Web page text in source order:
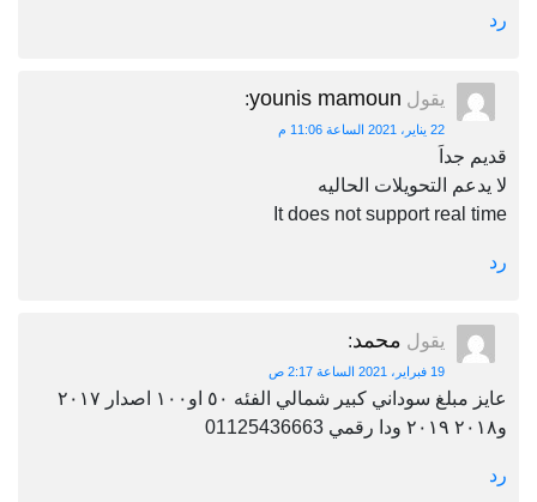
رد
يقول younis mamoun
:
22 يناير، 2021 الساعة 11:06 م
قديم جداَ
لا يدعم التحويلات الحاليه
It does not support real time
رد
يقول محمد:
19 فبراير، 2021 الساعة 2:17 ص
عايز مبلغ سوداني كبير شمالي الفئه ٥٠ او١٠٠ اصدار ٢٠١٧
و٢٠١٨ ٢٠١٩ ودا رقمي 01125436663
رد